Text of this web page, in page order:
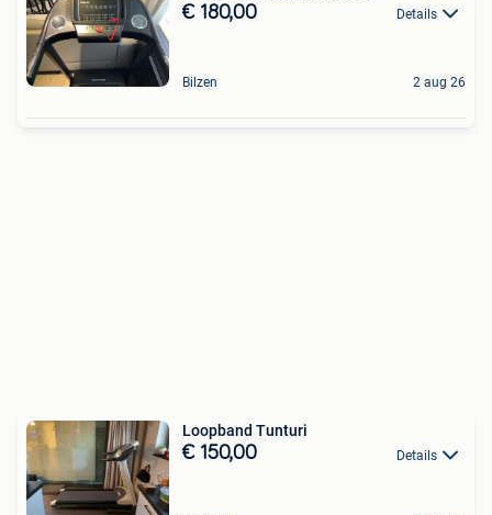
€ 180,00 Details
Bilzen 2 aug 26
Loopband Tunturi
€ 150,00 Details